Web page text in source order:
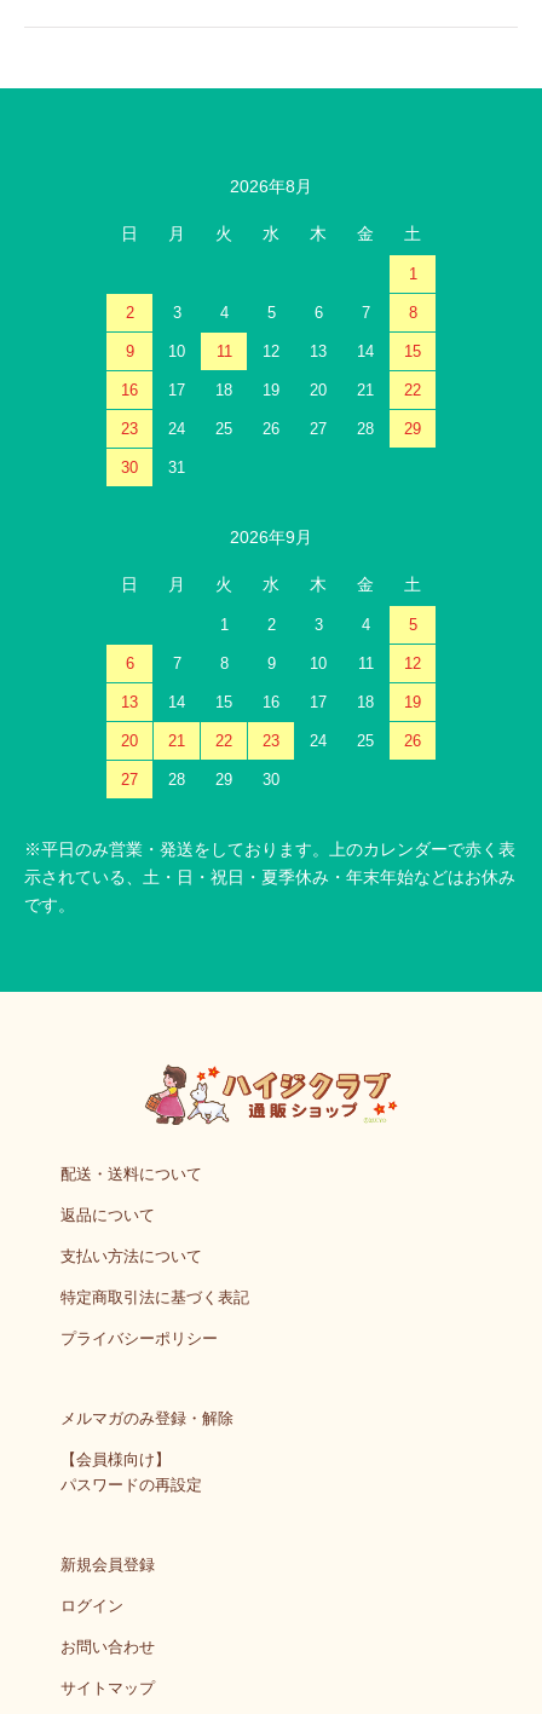
2026年8月
日 月 火 水 木 金 土
1
2 3 4 5 6 7 8
9 10 11 12 13 14 15
16 17 18 19 20 21 22
23 24 25 26 27 28 29
30 31
2026年9月
日 月 火 水 木 金 土
1 2 3 4 5
6 7 8 9 10 11 12
13 14 15 16 17 18 19
20 21 22 23 24 25 26
27 28 29 30
※平日のみ営業・発送をしております。上のカレンダーで赤く表
示されている、土・日・祝日・夏季休み・年末年始などはお休み
です。
配送・送料について
返品について
支払い方法について
特定商取引法に基づく表記
プライバシーポリシー
メルマガのみ登録・解除
【会員様向け】
パスワードの再設定
新規会員登録
ログイン
お問い合わせ
サイトマップ